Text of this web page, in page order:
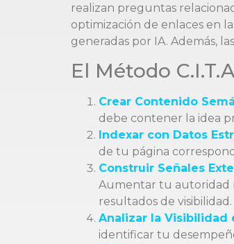
realizan preguntas
optimización de enlaces en
generadas por IA. Además,
El Método
Crear Contenido
debe contener la idea
Indexar con Datos
de tu página
Construir Señales
Aumentar tu autoridad
resultados de
Analizar la Visibilidad
identificar tu